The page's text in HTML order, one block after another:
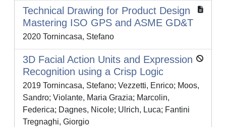
Technical Drawing for Product Design
Mastering ISO GPS and ASME GD&T
2020 Tornincasa, Stefano
3D Facial Action Units and Expression
Recognition using a Crisp Logic
2019 Tornincasa, Stefano; Vezzetti, Enrico; Moos,
Sandro; Violante, Maria Grazia; Marcolin,
Federica; Dagnes, Nicole; Ulrich, Luca; Fantini
Tregnaghi, Giorgio